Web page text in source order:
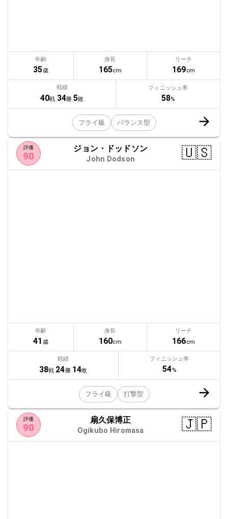
年齢
35歳
身長
165cm
リーチ
169cm
戦績
40戦 34勝 5敗
フィニッシュ率
58%
フライ級 バランス型
評価
90
ジョン・ドッドソン
John Dodson 🇺🇸
年齢
41 歳
身長
160cm
リーチ
166cm
戦績
38戦 24勝 14敗
フィニッシュ率
54%
フライ級 打撃型
評価
90
扇久保博正
Ogikubo Hiromasa 🇯🇵